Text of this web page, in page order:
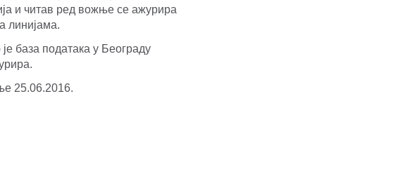
и читав ред вожње се ажурира
линијама.
база података у Београду
25.06.2016.